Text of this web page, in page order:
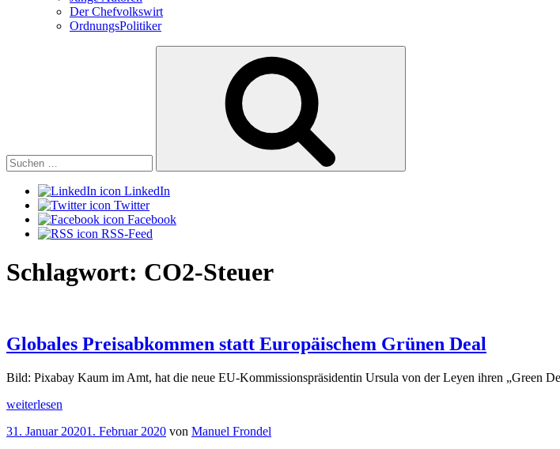
Der Chefvolkswirt
OrdnungsPolitiker
LinkedIn
Twitter
Facebook
RSS-Feed
Schlagwort: CO2-Steuer
Globales Preisabkommen statt Europäischem Grünen Deal
Bild: Pixabay Kaum im Amt, hat die neue EU-Kommissionspräsidentin Ursula von der Leyen ihren „Green
„Globales
statt
weiterlesen
Veröffentlicht
31. Januar 20201. Februar 2020 von Manuel Frondel